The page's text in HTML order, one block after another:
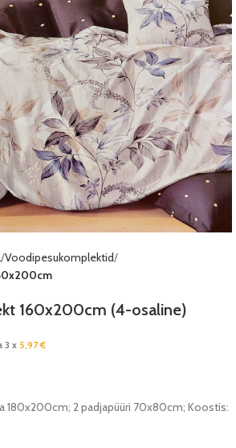
Voodipesukomplektid
160x200cm (4-osaline)
3 x 5,97€
180x200cm; 2 padjapüüri 70x80cm; Koostis: